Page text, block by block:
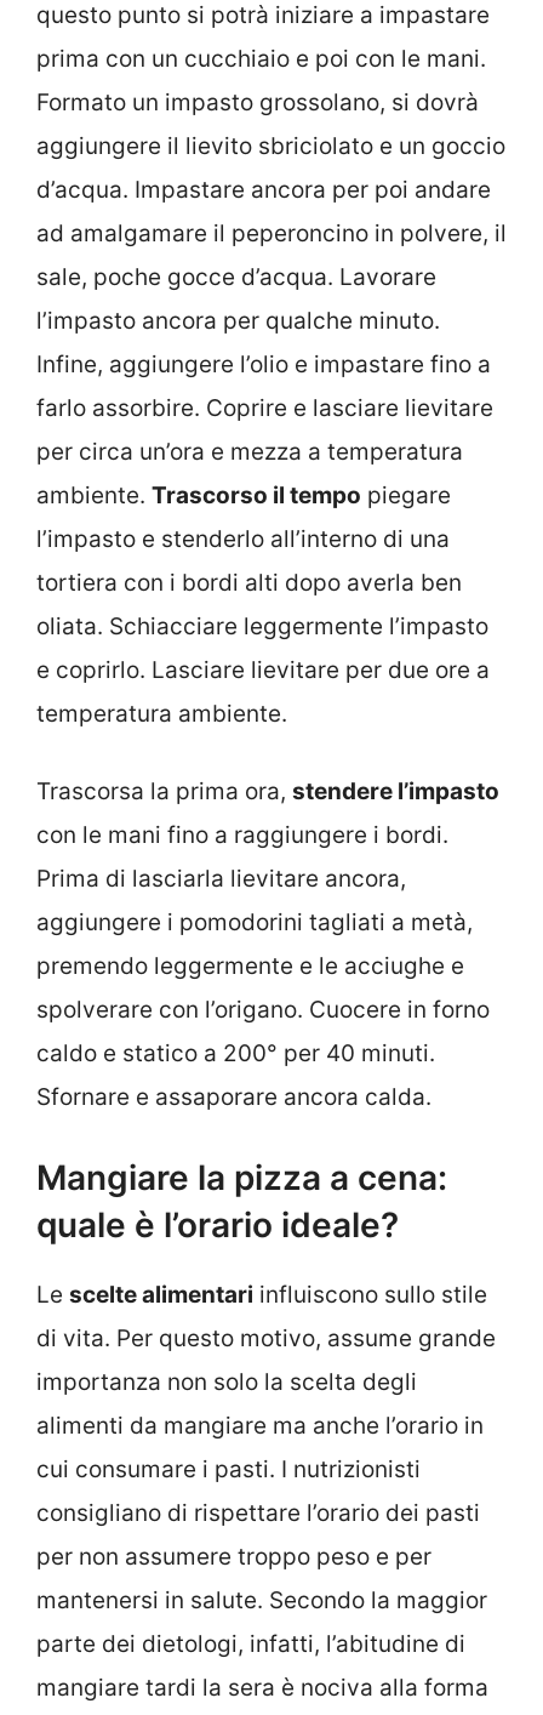
questo punto si potrà iniziare a impastare
prima con un cucchiaio e poi con le mani.
Formato un impasto grossolano, si dovrà
aggiungere il lievito sbriciolato e un goccio
d’acqua. Impastare ancora per poi andare
ad amalgamare il peperoncino in polvere, il
sale, poche gocce d’acqua. Lavorare
l’impasto ancora per qualche minuto.
Infine, aggiungere l’olio e impastare fino a
farlo assorbire. Coprire e lasciare lievitare
per circa un’ora e mezza a temperatura
ambiente. Trascorso il tempo piegare
l’impasto e stenderlo all’interno di una
tortiera con i bordi alti dopo averla ben
oliata. Schiacciare leggermente l’impasto
e coprirlo. Lasciare lievitare per due ore a
temperatura ambiente.
Trascorsa la prima ora, stendere l’impasto
con le mani fino a raggiungere i bordi.
Prima di lasciarla lievitare ancora,
aggiungere i pomodorini tagliati a metà,
premendo leggermente e le acciughe e
spolverare con l’origano. Cuocere in forno
caldo e statico a 200° per 40 minuti.
Sfornare e assaporare ancora calda.
Mangiare la pizza a cena:
quale è l’orario ideale?
Le scelte alimentari influiscono sullo stile
di vita. Per questo motivo, assume grande
importanza non solo la scelta degli
alimenti da mangiare ma anche l’orario in
cui consumare i pasti. I nutrizionisti
consigliano di rispettare l’orario dei pasti
per non assumere troppo peso e per
mantenersi in salute. Secondo la maggior
parte dei dietologi, infatti, l’abitudine di
mangiare tardi la sera è nociva alla forma